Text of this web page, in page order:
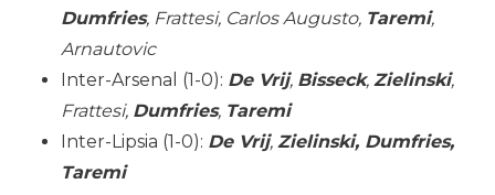
Dumfries, Frattesi, Carlos Augusto, Taremi,
Arnautovic
Inter-Arsenal (1-0): De Vrij, Bisseck, Zielinski,
Frattesi, Dumfries, Taremi
Inter-Lipsia (1-0): De Vrij, Zielinski, Dumfries,
Taremi